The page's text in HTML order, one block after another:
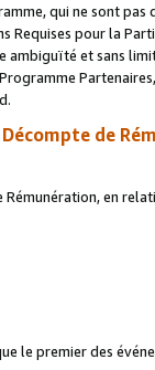
qui ne sont
pour la
et sans
de
en
le premier des